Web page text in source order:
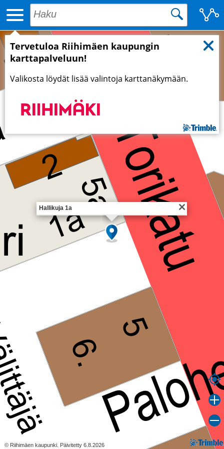
Hallikuja 1a
© Riihimäen kaupunki. Päivitetty 6.8.2026
Tervetuloa Riihimäen kaupungin
karttapalveluun!
Valikosta löydät lisää valintoja karttanäkymään.